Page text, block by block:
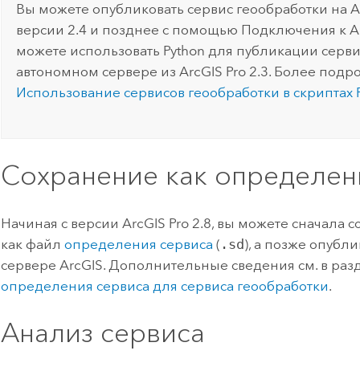
Вы можете опубликовать сервис геообработки на
версии 2.4 и позднее с помощью Подключения к
можете использовать Python для публикации
автономном сервере из ArcGIS Pro2.3. Более
Использование сервисов геообработки в скриптах
Сохранение как
Начиная с версииArcGIS Pro 2.8, вы можете сначала
как файлопределения сервиса ( .sd), а позже
сервере ArcGIS. Дополнительные сведения см. в
определения сервиса для сервиса геообработки.
Анализ сервиса